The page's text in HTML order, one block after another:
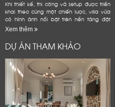
Khi thiết kế, thi công và setup được triển
khai theo cùng một chiến lược, villa vừa
có hình ảnh nổi bật trên nền tảng đặt
phòng, vừa bền hơn trong quá trình vận
Xem thêm
DỰ ÁN THAM KHẢO